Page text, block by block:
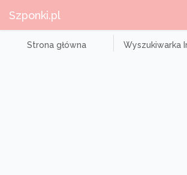
Szponki.pl
Strona główna Wyszukiwarka